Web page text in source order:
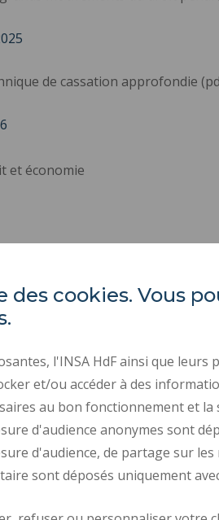
de cassation approfondie
et économie
Les
Rue des
59313
des cookies. Vous
l'INSA HdF ainsi que
et/ou accéder à des
au bon fonctionnement et
d'audience anonymes sont
d'audience, de partage sur
sont déposés uniquement